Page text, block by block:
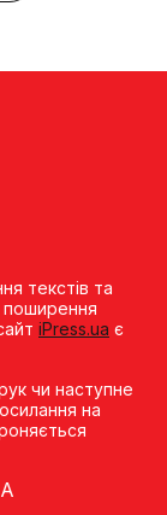
текстів та
поширення
iPress.ua є
чи наступне
на